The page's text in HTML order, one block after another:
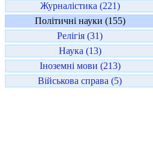
Журналістика (221)
Політичні науки (155)
Релігія (31)
Наука (13)
Іноземні мови (213)
Військова справа (5)